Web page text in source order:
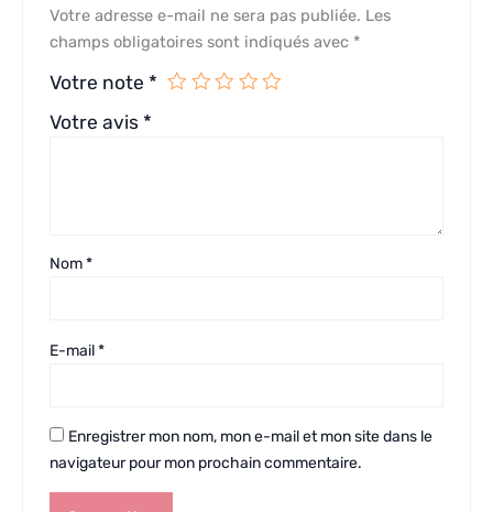
Votre adresse e-mail ne sera pas publiée. Les
champs obligatoires sont indiqués avec *
Votre note *
Votre avis *
Nom*
E-mail*
Enregistrer mon nom, mon e-mail et mon site dans le
navigateur pour mon prochain commentaire.